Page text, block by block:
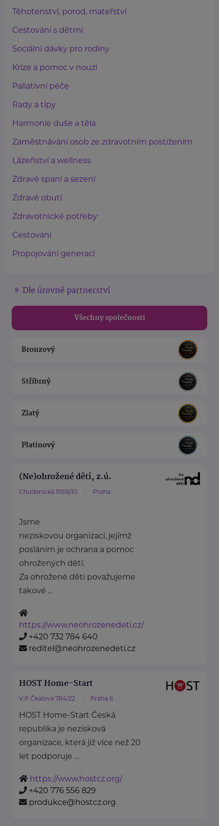
Těhotenství, porod, mateřství
Cestování s dětmi
Sociální dávky pro rodiny
Krize a pomoc v nouzi
Paliativní péče
Rady a tipy
Harmonie duše a těla
Zaměstnávání osob ze zdravotním postižením
Lázeňství a wellness
Zdravé spaní a sezení
Zdravé obutí
Zdravotnické potřeby
Cestování
Propojování generací
Dle úrovně partnerství
Všechny společnosti
Bronzový
Stříbrný
Zlatý
Platinový
(Ne)ohrožené děti, z.ú.
Chudenická 1059/30 Praha
Jsme
neziskovou organizací, jejímž
posláním je ochrana a pomoc
ohrožených dětí.
Za ohrožené děti považujeme
takové ...
https://www.neohrozenedeti.cz/
+420 732 784 640
reditel@neohrozenedeti.cz
HOST Home-Start
V.P.Čkalova 784/22 Praha 6
HOST Home-Start Česká
republika je nezisková
organizace, která již více než 20
let podporuje ...
https://www.hostcz.org/
+420 776 556 829
produkce@hostcz.org